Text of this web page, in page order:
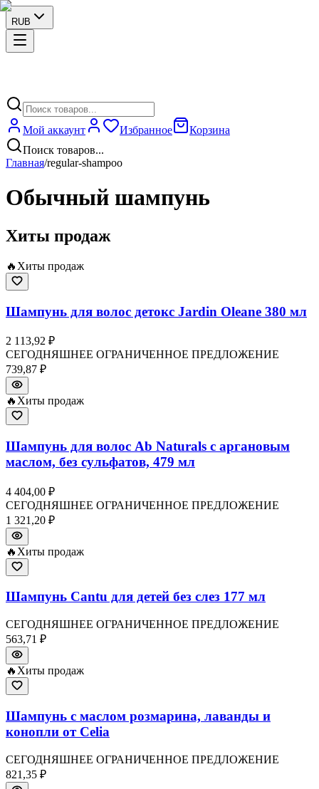
RUB
Мой аккаунт Избранное
Корзина
Поиск товаров...
Главная/regular-shampoo
Обычный шампунь
Хиты продаж
🔥 Хиты продаж
Шампунь для волос детокс Jardin Oleane 380 мл
2 113,92 ₽
СЕГОДНЯШНЕЕ ОГРАНИЧЕННОЕ ПРЕДЛОЖЕНИЕ
739,87 ₽
🔥 Хиты продаж
Шампунь для волос Ab Naturals с аргановым
маслом, без сульфатов, 479 мл
4 404,00 ₽
СЕГОДНЯШНЕЕ ОГРАНИЧЕННОЕ ПРЕДЛОЖЕНИЕ
1 321,20 ₽
🔥 Хиты продаж
Шампунь Cantu для детей без слез 177 мл
СЕГОДНЯШНЕЕ ОГРАНИЧЕННОЕ ПРЕДЛОЖЕНИЕ
563,71 ₽
🔥 Хиты продаж
Шампунь с маслом розмарина, лаванды и
конопли от Celia
СЕГОДНЯШНЕЕ ОГРАНИЧЕННОЕ ПРЕДЛОЖЕНИЕ
821,35 ₽